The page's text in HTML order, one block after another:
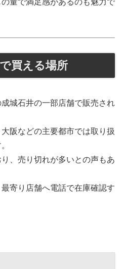
買える場所
城石井の一部店舗で販売され
阪などの主要都市では取り扱
、売り切れが多いとの声もあ
寄り店舗へ電話で在庫確認す